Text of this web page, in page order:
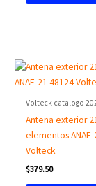
Volteck catalogo
Antena exterior
elementos
Volteck
$379.50